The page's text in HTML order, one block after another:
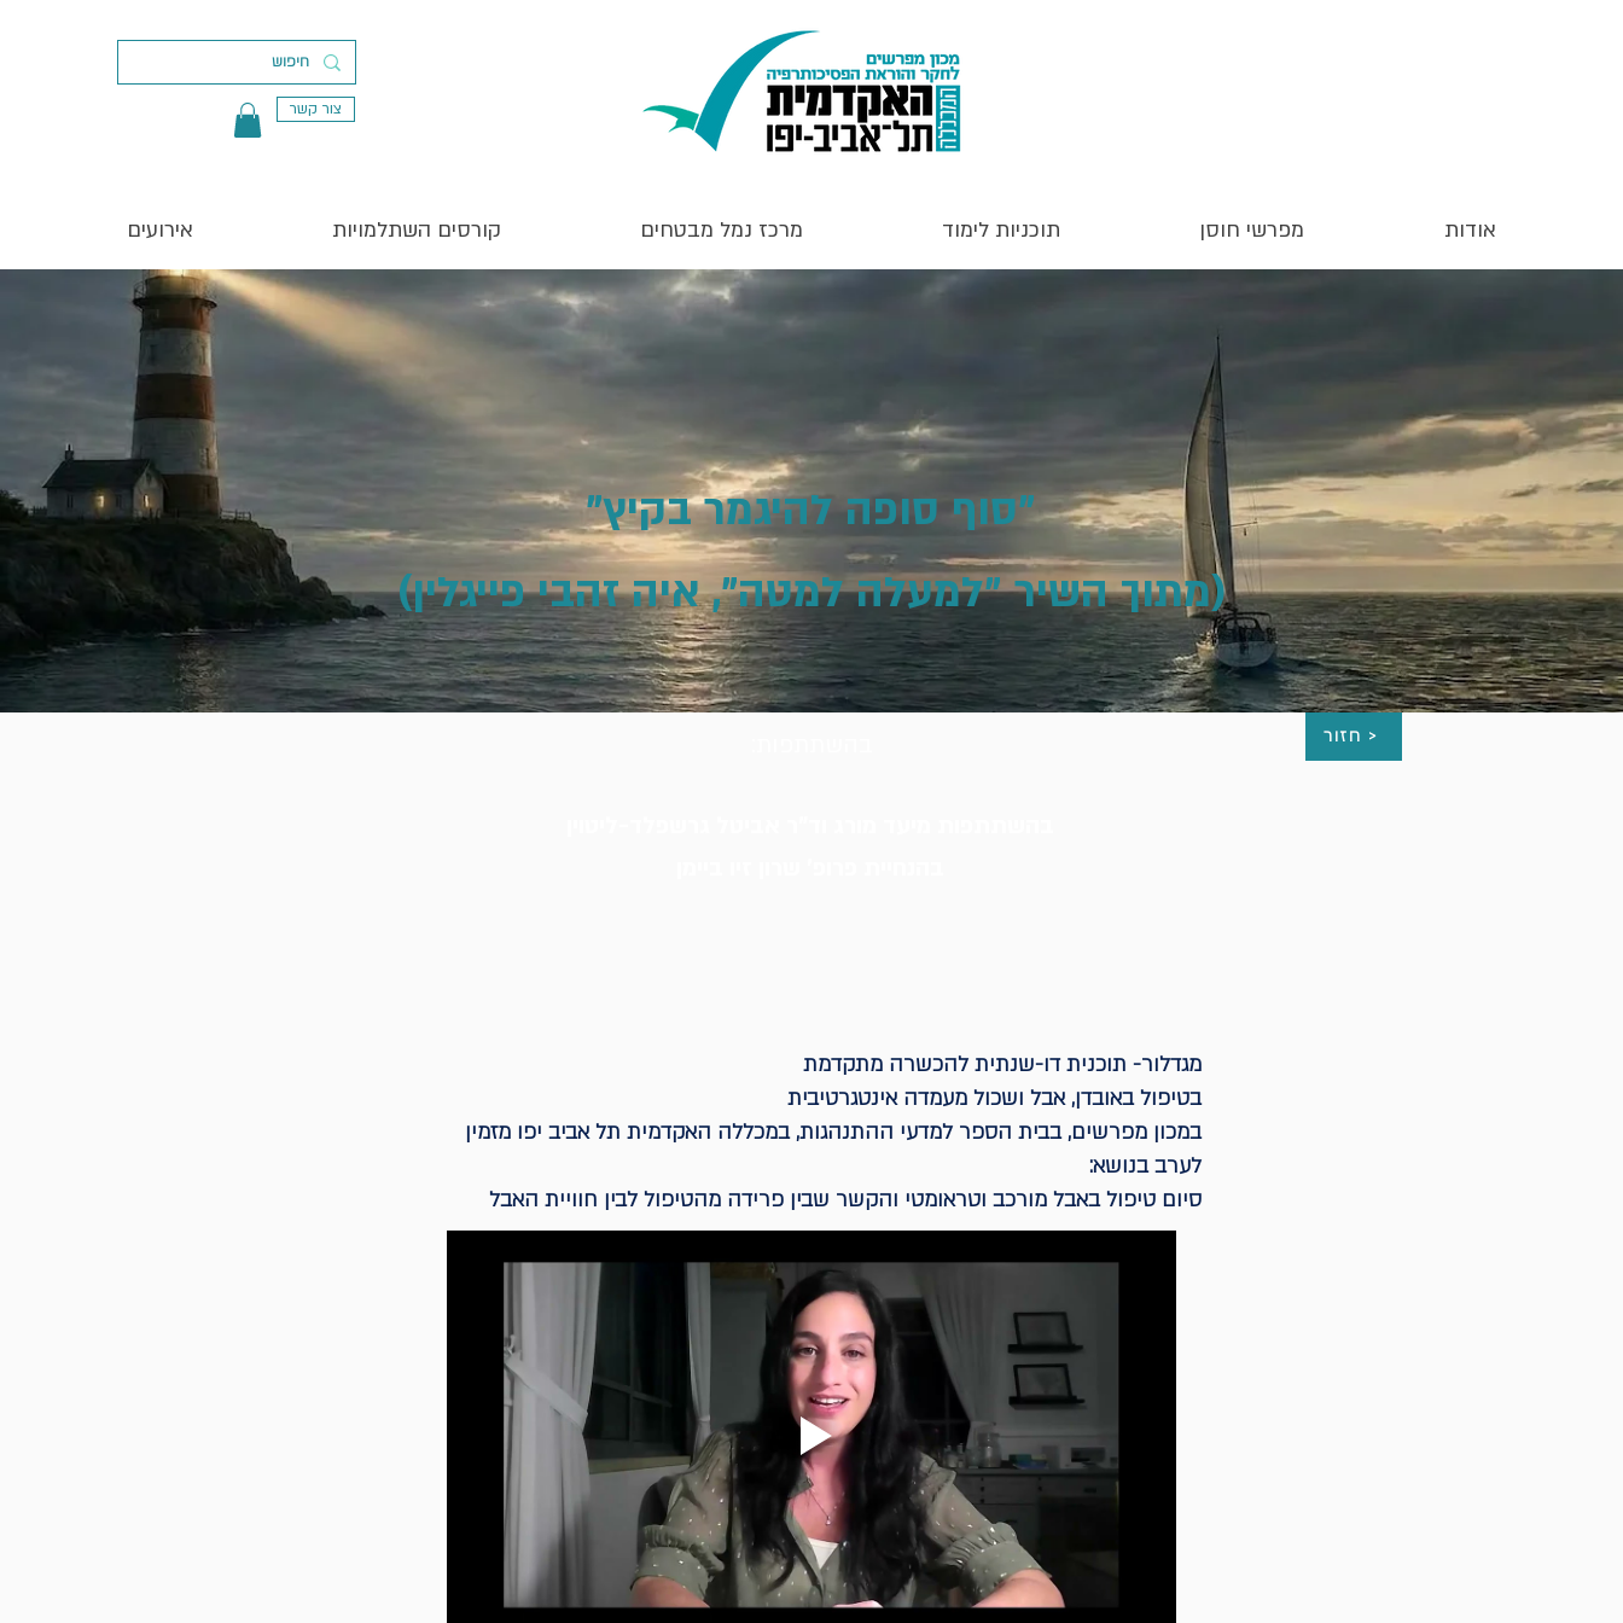
צור קשר
אודות מפרשי חוסן תוכניות לימוד מרכז נמל מבטחים קורסים השתלמויות אירועים
"סוף סופה להיגמר בקיץ"
(מתוך השיר "למעלה למטה", איה זהבי פייגלין)
מגדלור- תוכנית דו-שנתית להכשרה מתקדמת
בטיפול באובדן, אבל ושכול מעמדה אינטגרטיבית
במכון מפרשים, בבית הספר למדעי ההתנהגות, במכללה האקדמית תל אביב יפו מזמין
לערב בנושא:
סיום טיפול באבל מורכב וטראומטי והקשר שבין פרידה מהטיפול לבין חוויית האבל
חזור >